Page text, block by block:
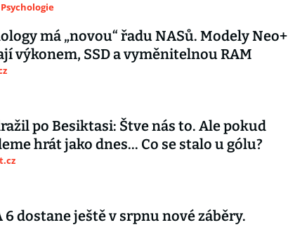
má „novou“ řadu NASů. Modely Neo+
výkonem, SSD a vyměnitelnou RAM
po Besiktasi: Štve nás to. Ale pokud
hrát jako dnes... Co se stalo u gólu?
6 dostane ještě v srpnu nové záběry.